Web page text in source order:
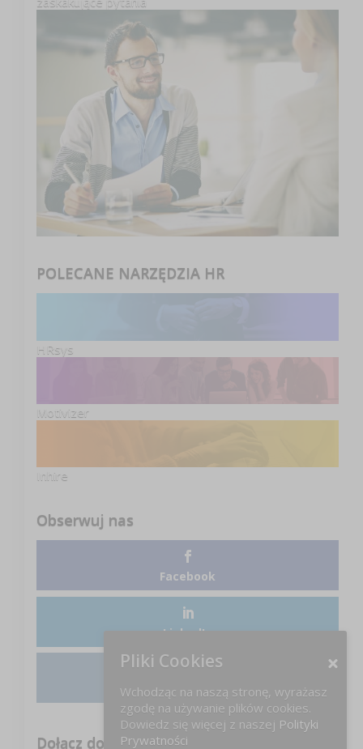
POLECANE NARZĘDZIA HR
HRsys
Motivizer
Inhire
Obserwuj nas
Facebook
LinkedIn
Instagram
Dołącz do nas na FB!
Pliki Cookies
Wchodząc na naszą stronę, wyrażasz
zgodę na używanie plików cookies.
Dowiedz się więcej z naszej Polityki
Prywatności